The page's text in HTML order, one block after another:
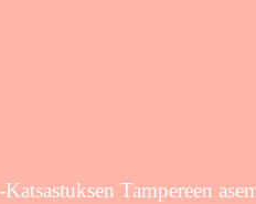
Tampereen